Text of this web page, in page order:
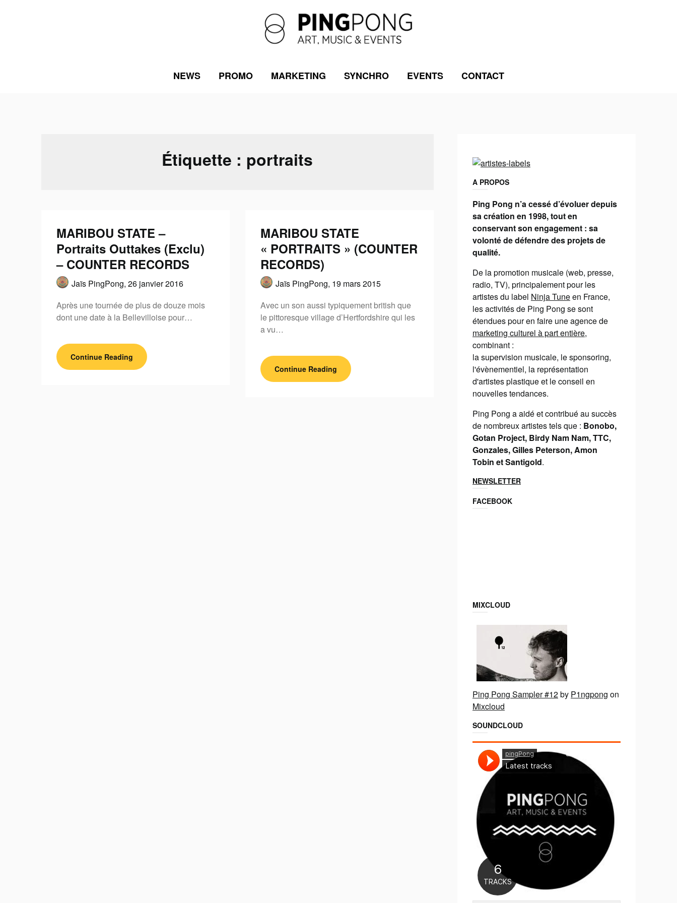
NEWS PROMO MARKETING SYNCHRO EVENTS CONTACT
Étiquette : portraits
MARIBOU STATE –
Portraits Outtakes (Exclu)
– COUNTER RECORDS
Jaïs PingPong, 26 janvier 2016
Après une tournée de plus de douze mois
dont une date à la Bellevilloise pour…
Continue Reading
MARIBOU STATE
« PORTRAITS » (COUNTER
RECORDS)
Jaïs PingPong, 19 mars 2015
Avec un son aussi typiquement british que
le pittoresque village d’Hertfordshire qui les
a vu…
Continue Reading
A PROPOS
Ping Pong n’a cessé d’évoluer depuis
sa création en 1998, tout en
conservant son engagement : sa
volonté de défendre des projets de
qualité.
De la promotion musicale (web, presse,
radio, TV), principalement pour les
artistes du label Ninja Tuneen France,
les activités de Ping Pong se sont
étendues pour en faire une agence de
marketing culturel à part entière,
combinant :
la supervision musicale, le sponsoring,
l'évènementiel, la représentation
d'artistes plastique et le conseil en
nouvelles tendances.
Ping Pong a aidé et contribué au succès
de nombreux artistes tels que : Bonobo,
Gotan Project, Birdy Nam Nam, TTC,
Gonzales, Gilles Peterson, Amon
Tobin et Santigold.
NEWSLETTER
FACEBOOK
MIXCLOUD
Ping Pong Sampler #12by P1ngpong on
Mixcloud
SOUNDCLOUD